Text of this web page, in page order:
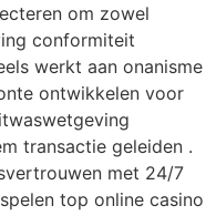
om zowel
conformiteit
werkt aan onanisme
ontwikkelen voor
transactie geleiden .
met 24/7
top online casino